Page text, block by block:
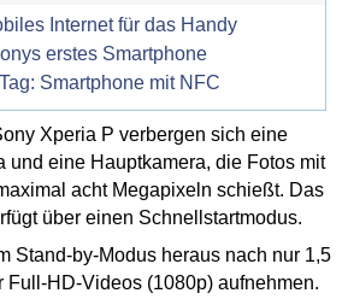
Internet für das Handy
erstes Smartphone
Smartphone mit NFC
Xperia P verbergen sich eine
und eine Hauptkamera, die Fotos mit
acht Megapixeln schießt. Das
über einen Schnellstartmodus.
Stand-by-Modus heraus nach nur 1,5
Full-HD-Videos (1080p) aufnehmen.